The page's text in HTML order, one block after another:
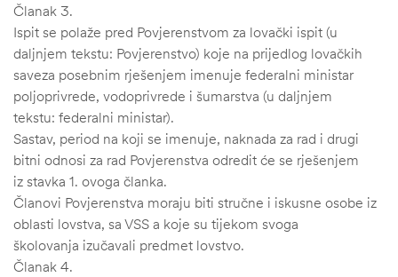
Članak 3.
Ispit se polaže pred Povjerenstvom za lovački ispit (u
daljnjem tekstu: Povjerenstvo) koje na prijedlog lovačkih
saveza posebnim rješenjem imenuje federalni ministar
poljoprivrede, vodoprivrede i šumarstva (u daljnjem
tekstu: federalni ministar).
Sastav, period na koji se imenuje, naknada za rad i drugi
bitni odnosi za rad Povjerenstva odredit će se rješenjem
iz stavka 1. ovoga članka.
Članovi Povjerenstva moraju biti stručne i iskusne osobe iz
oblasti lovstva, sa VSS a koje su tijekom svoga
školovanja izučavali predmet lovstvo.
Članak 4.